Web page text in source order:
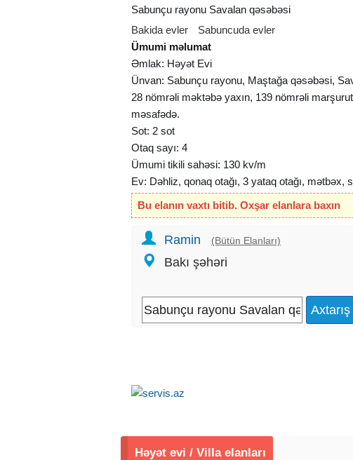
Sabunçu rayonu Savalan qəsəbəsi
Bakida evler
Sabuncuda evler
Ümumi məlumat
Əmlak: Həyət Evi
Ünvan: Sabunçu rayonu, Maştağa qəsəbəsi,
28 nömrəli məktəbə yaxın, 139 nömrəli
məsafədə.
Sot: 2 sot
Otaq sayı: 4
Ümumi tikili sahəsi: 130 kv/m
Ev: Dəhliz, qonaq otağı, 3 yataq otağı, mətbəx,
eyvandan ibarətdir. Yerdən: 8 daş kürsülüdür,
tamet daşlarla örtülmüşdür, istilik sistemi kombi
kamunal xəttlər var.
Sənəd: Kupça.
Qiymət: 87.000 Azn.
Elanın kodu: V-00230
Bu elanın vaxtı bitib. Oxşar elanlara baxın
Ramin (Bütün Elanları)
Bakı şəhəri
Həyət evi / Villa elanları